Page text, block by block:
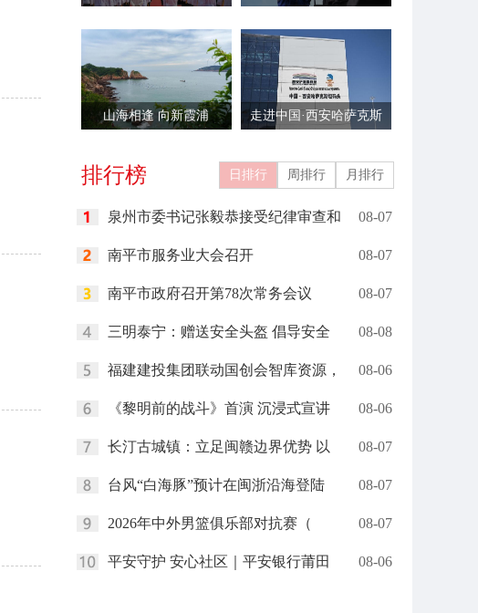
山海相逢 向新霞浦
走进中国·西安哈萨克斯
排行榜 日排行 周排行 月排行
泉州市委书记张毅恭接受纪律审查和 08-07
南平市服务业大会召开 08-07
南平市政府召开第78次常务会议 08-07
三明泰宁：赠送安全头盔 倡导安全 08-08
福建建投集团联动国创会智库资源， 08-06
《黎明前的战斗》首演 沉浸式宣讲 08-06
长汀古城镇：立足闽赣边界优势 以 08-07
台风“白海豚”预计在闽浙沿海登陆 08-07
2026年中外男篮俱乐部对抗赛（ 08-07
平安守护 安心社区｜平安银行莆田 08-06